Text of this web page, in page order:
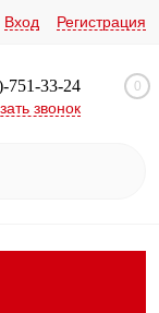
Вход Регистрация
751-33-24
звонок
0